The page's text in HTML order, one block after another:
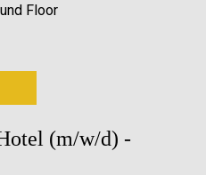
Floor
(m/w/d) -